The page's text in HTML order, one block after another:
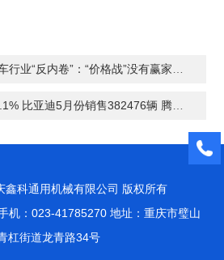
“反内卷”：“价格战”没有赢家，更没有未来
迪5月份销售382476辆 腾势Z9推出三幅式方向盘
科通用机械有限公司 版权所有
机：023-41785270 地址：重庆市璧山
杠街道龙青路34号